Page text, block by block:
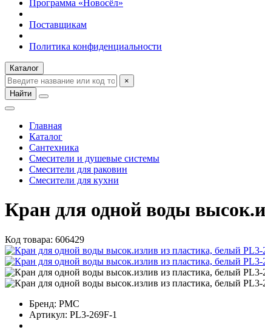
Программа «Новосёл»
Поставщикам
Политика конфиденциальности
Каталог
×
Найти
Главная
Каталог
Сантехника
Смесители и душевые системы
Смесители для раковин
Смесители для кухни
Кран для одной воды
Код товара: 606429
Бренд: РМС
Артикул: PL3-269F-1